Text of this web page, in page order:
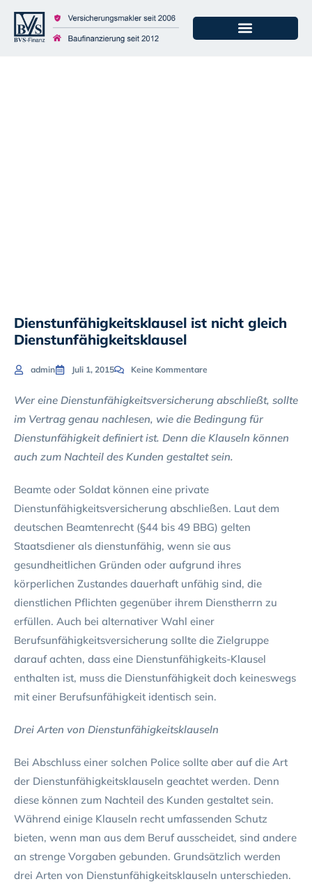
Dienstunfähigkeitsklausel ist nicht gleich
Dienstunfähigkeitsklausel
admin Juli 1, 2015 Keine Kommentare
Wer eine Dienstunfähigkeitsversicherung abschließt, sollte
im Vertrag genau nachlesen, wie die Bedingung für
Dienstunfähigkeit definiert ist. Denn die Klauseln können
auch zum Nachteil des Kunden gestaltet sein.
Beamte oder Soldat können eine private
Dienstunfähigkeitsversicherung abschließen. Laut dem
deutschen Beamtenrecht (§44 bis 49 BBG) gelten
Staatsdiener als dienstunfähig, wenn sie aus
gesundheitlichen Gründen oder aufgrund ihres
körperlichen Zustandes dauerhaft unfähig sind, die
dienstlichen Pflichten gegenüber ihrem Dienstherrn zu
erfüllen. Auch bei alternativer Wahl einer
Berufsunfähigkeitsversicherung sollte die Zielgruppe
darauf achten, dass eine Dienstunfähigkeits-Klausel
enthalten ist, muss die Dienstunfähigkeit doch keineswegs
mit einer Berufsunfähigkeit identisch sein.
Drei Arten von Dienstunfähigkeitsklauseln
Bei Abschluss einer solchen Police sollte aber auf die Art
der Dienstunfähigkeitsklauseln geachtet werden. Denn
diese können zum Nachteil des Kunden gestaltet sein.
Während einige Klauseln recht umfassenden Schutz
bieten, wenn man aus dem Beruf ausscheidet, sind andere
an strenge Vorgaben gebunden. Grundsätzlich werden
drei Arten von Dienstunfähigkeitsklauseln unterschieden.